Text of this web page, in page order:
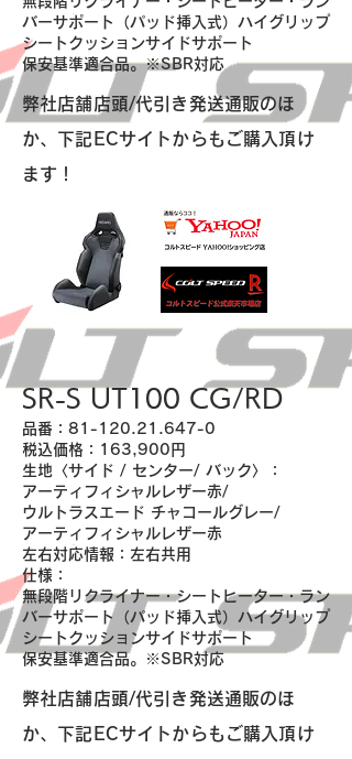
バーサポート（パッド挿入式）ハイグリップ
シートクッションサイドサポート
保安基準適合品。※SBR対応
​弊社店舗店頭/代引き発送通販のほ
か、下記ECサイトからもご購入頂け
ます！
SR-S UT100 CG/RD
品番：81-120.21.647-0
税込価格：163,900円
生地〈サイド / センター/ バック〉：
アーティフィシャルレザー赤/
ウルトラスエード チャコールグレー/
アーティフィシャルレザー赤
左右対応情報：左右共用
仕様：
無段階リクライナー・シートヒーター・ラン
バーサポート（パッド挿入式）ハイグリップ
シートクッションサイドサポート
保安基準適合品。※SBR対応
​弊社店舗店頭/代引き発送通販のほ
か、下記ECサイトからもご購入頂け